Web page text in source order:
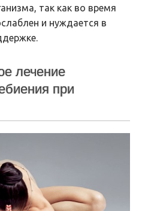
так как во время
и нуждается в
лечение
при